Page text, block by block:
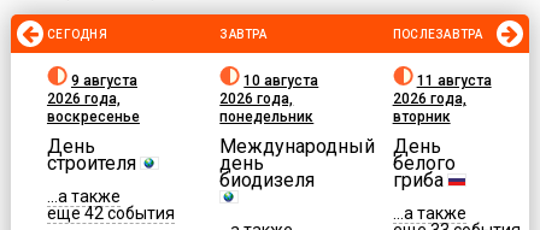
СЕГОДНЯ
9 августа
2026 года,
воскресенье
День
строителя
...а также
еще 42 события
ЗАВТРА
10 августа
2026 года,
понедельник
Международный
день
биодизеля
ПОСЛЕЗАВТРА
11 августа
2026 года,
вторник
День
белого
гриба
...а также